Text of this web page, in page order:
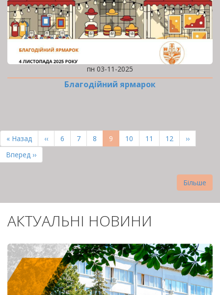
пн 03-11-2025
Благодійний ярмарок
НА
СТОРІНКИ
Перша
сторінка
« Назад
Попередня
сторінка
‹‹ Page
6 Page
7 Page
8
Поточна
сторінка
9 Page
10 Page
11 Page
12
Наступна
сторінка
››
Остання
сторінка
Вперед ››
Більше
АКТУАЛЬНІ НОВИНИ